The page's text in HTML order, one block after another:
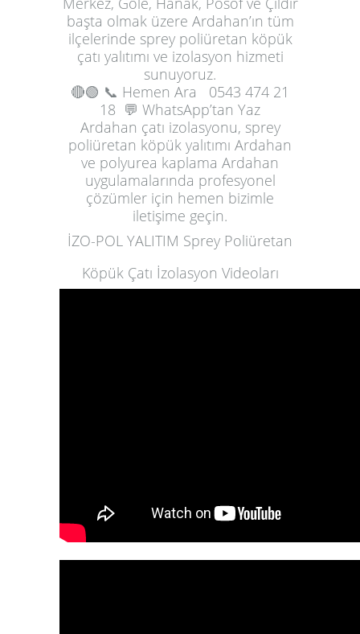
başta olmak üzere Ardahan’ın tüm
ilçelerinde sprey poliüretan köpük
çatı yalıtımı ve izolasyon hizmeti
sunuyoruz.
🔴🟢 📞 Hemen Ara
0543 474 21
18 💬 WhatsApp’tan Yaz
Ardahan çatı izolasyonu, sprey
poliüretan köpük yalıtımı Ardahan
ve polyurea kaplama Ardahan
uygulamalarında profesyonel
çözümler için hemen bizimle
iletişime geçin.
İZO-POL YALITIM Sprey Poliüretan
Köpük Çatı İzolasyon Videoları